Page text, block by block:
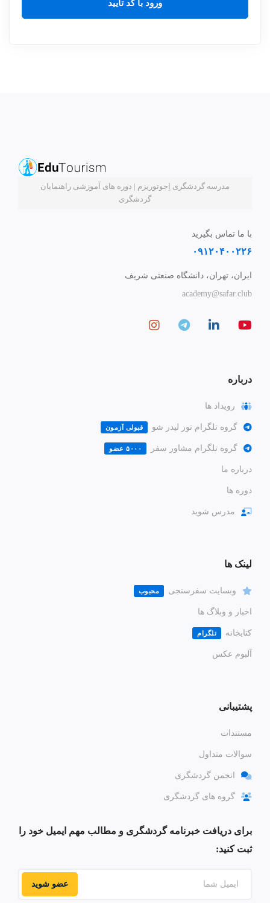
مدرسه گردشگری اِجوتوریزم | دوره های آموزشی راهنمایان
گردشگری
با ما تماس بگیرید
۰۹۱۲۰۴۰۰۲۲۶
ایران، تهران، دانشگاه صنعتی شریف
academy@safar.club
درباره
رویداد ها
گروه تلگرام تور لیدر شو قبولی آزمون
گروه تلگرام مشاور سفر ۵۰۰۰ عضو
درباره ما
دوره ها
مدرس شوید
لینک ها
وبسایت سفرسنجی محبوب
اخبار و وبلاگ ها
کتابخانه تلگرام
آلبوم عکس
پشتیبانی
مستندات
سوالات متداول
انجمن گردشگری
گروه های گردشگری
برای دریافت خبرنامه گردشگری و مطالب مهم ایمیل خود را
ثبت کنید:
عضو شوید